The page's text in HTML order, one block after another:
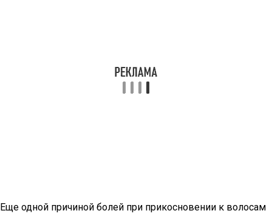
Еще одной причиной болей при прикосновении к волосам